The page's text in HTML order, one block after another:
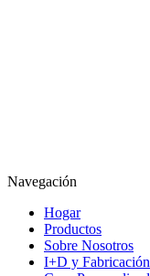
Navegación
Hogar
Productos
Sobre Nosotros
I+D y Fabricación